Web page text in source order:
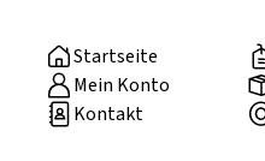
Startseite
Mein Konto
Kontakt